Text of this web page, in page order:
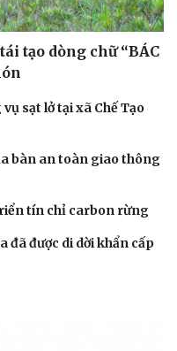
tạo dòng chữ “BÁC
sạt lở tại xã Chế Tạo
bàn an toàn giao thông
tín chỉ carbon rừng
đã được di dời khẩn cấp